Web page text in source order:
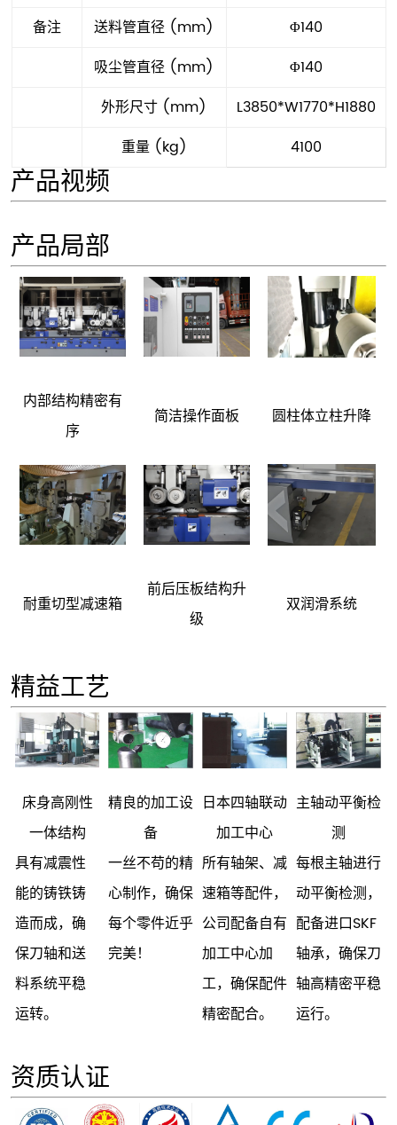
备注 送料管直径 (mm)
Φ140
吸尘管直径 (mm)
Φ140
外形尺寸 (mm)
L3850*W1770*H1880
重量 (kg)
4100
产品视频
产品局部
内部结构精密有
序
简洁操作面板 圆柱体立柱升降
耐重切型减速箱
前后压板结构升
级
双润滑系统
精益工艺
床身高刚性
一体结构
具有减震性
能的铸铁铸
造而成，确
保刀轴和送
料系统平稳
运转。
精良的加工设
备
一丝不苟的精
心制作，确保
每个零件近乎
完美！
日本四轴联动
加工中心
所有轴架、减
速箱等配件，
公司配备自有
加工中心加
工，确保配件
精密配合。
主轴动平衡检
测
每根主轴进行
动平衡检测，
配备进口SKF
轴承，确保刀
轴高精密平稳
运行。
资质认证